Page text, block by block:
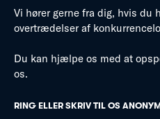
Vi hører gerne fra dig, hvis du
overtrædelser af
Du kan hjælpe os med at
os.
RING ELLER SKRIV TIL OS